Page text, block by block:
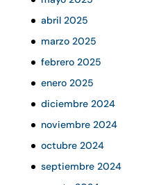
abril 2025
marzo 2025
febrero 2025
enero 2025
diciembre 2024
noviembre 2024
octubre 2024
septiembre 2024